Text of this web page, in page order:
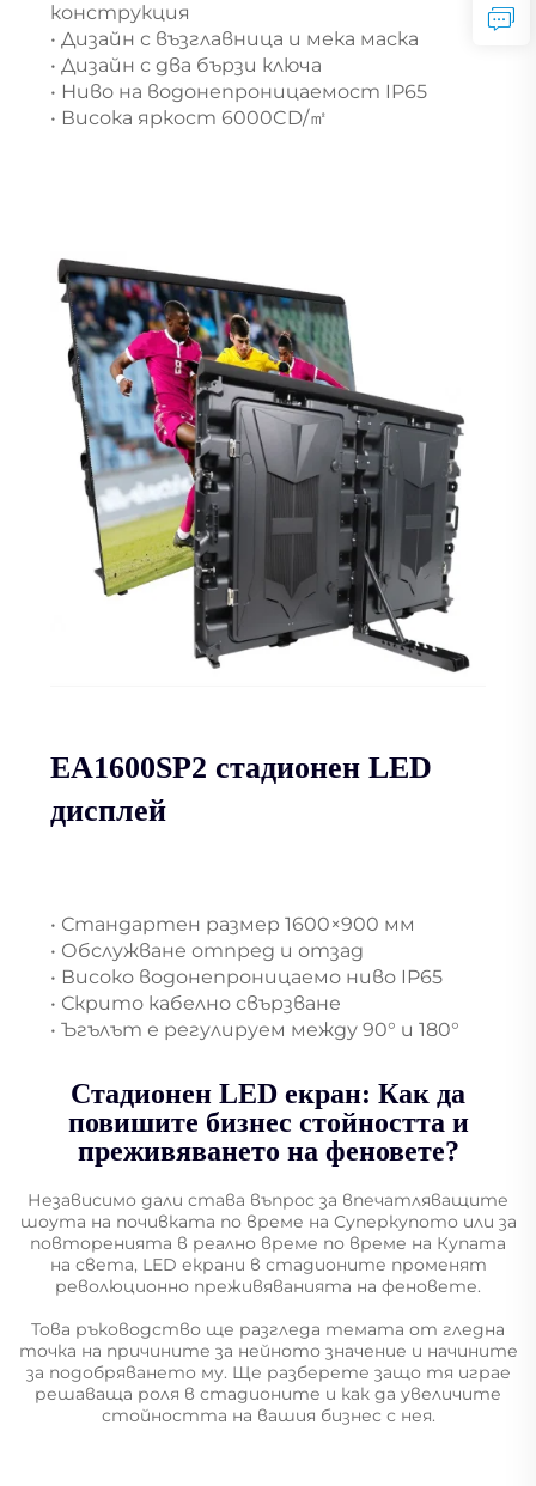
конструкция
• Дизайн с възглавница и мека маска
• Дизайн с два бързи ключа
• Ниво на водонепроницаемост IP65
• Висока яркост 6000CD/㎡
EA1600SP2 стадионен LED
дисплей
• Стандартен размер 1600×900 мм
• Обслужване отпред и отзад
• Високо водонепроницаемо ниво IP65
• Скрито кабелно свързване
• Ъгълът е регулируем между 90° и 180°
Стадионен LED екран: Как да
повишите бизнес стойността и
преживяването на феновете?
Независимо дали става въпрос за впечатляващите
шоута на почивката по време на Суперкупото или за
повторенията в реално време по време на Купата
на света, LED екрани в стадионите променят
революционно преживяванията на феновете.
Това ръководство ще разгледа темата от гледна
точка на причините за нейното значение и начините
за подобряването му. Ще разберете защо тя играе
решаваща роля в стадионите и как да увеличите
стойността на вашия бизнес с нея.